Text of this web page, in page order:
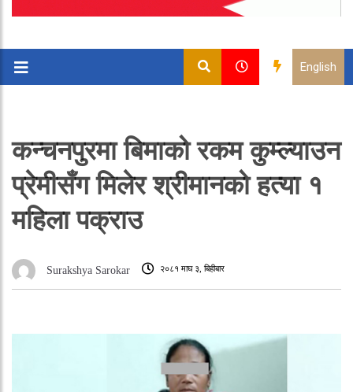
English
कन्चनपुरमा बिमाको रकम कुम्ल्याउन
प्रेमीसँग मिलेर श्रीमानको हत्या १
महिला पक्राउ
Surakshya Sarokar २०८१ माघ ३, बिहीबार